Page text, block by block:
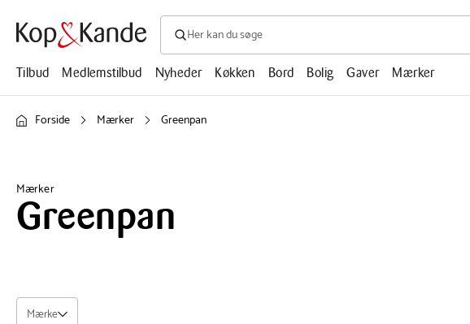
Søg efter produkter, artikler, opskrifter, mm.
Søg
efter
artikler,
Tilbud
Medlemstilbud Nyheder Køkken Bord Bolig Gaver Mærker
Forside Mærker Greenpan
Mærker
Greenpan
Mærke